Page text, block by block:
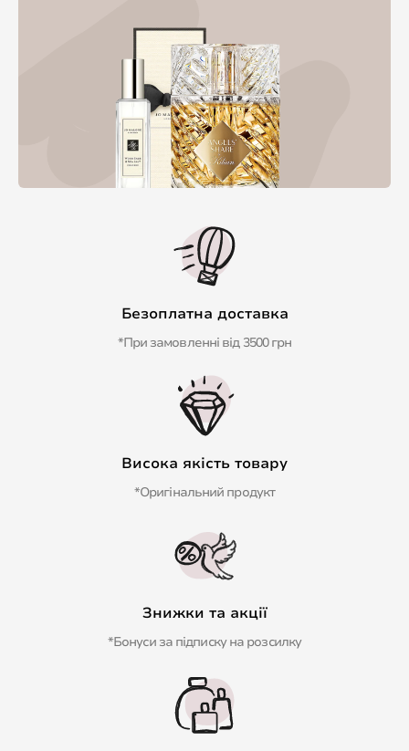
Безоплатна доставка
*При замовленні від 3500 грн
Висока якість товару
*Оригінальний продукт
Знижки та акції
*Бонуси за підписку на розсилку